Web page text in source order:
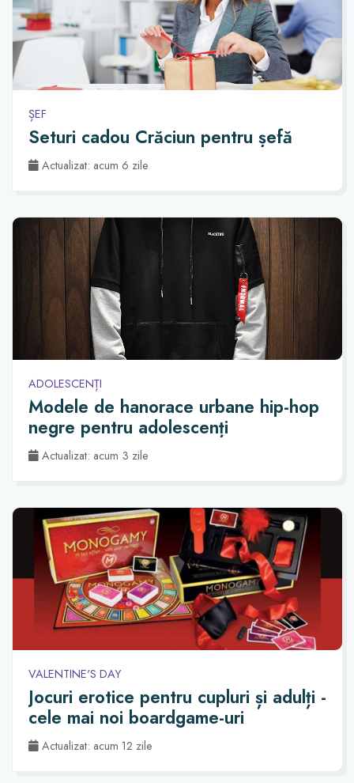
ȘEF
Seturi cadou Crăciun pentru șefă
Actualizat: acum 6 zile
ADOLESCENȚI
Modele de hanorace urbane hip-hop
negre pentru adolescenți
Actualizat: acum 3 zile
VALENTINE'S DAY
Jocuri erotice pentru cupluri și adulți -
cele mai noi boardgame-uri
Actualizat: acum 12 zile